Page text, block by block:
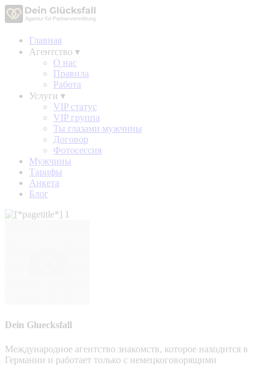
Главная
Агентство ▾
О нас
Правила
Работа
Услуги ▾
VIP статус
VIP группа
Ты глазами мужчины
Договор
Фотосессия
Мужчины
Тарифы
Анкета
Блог
Dein Gluecksfall
Международное агентство знакомств, которое находится в
Германии и работает только с немецкоговорящими